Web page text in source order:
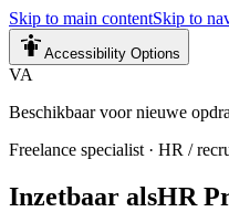
Skip to main contentSkip to
Accessibility Options
VA
Beschikbaar voor nieuwe
Freelance specialist · HR /
Inzetbaar alsHR